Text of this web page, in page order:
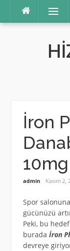
Menü
İron
10mg
admin Kasım 2,
Spor
gücünüzü
Peki, bu
burada İron
devreye